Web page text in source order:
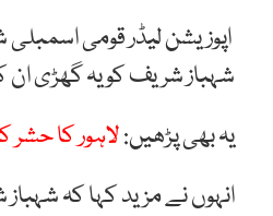
اپوزیشن لیڈر قومی
شہباز شریف کو یہ گھڑی ان
یہ بھی پڑھیں:لاہور کا